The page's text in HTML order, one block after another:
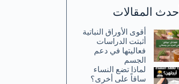
أحدث المقالات
أقوى الأوراق النباتية
أثبتت الدراسات
فعاليتها في دعم
الجسم
لماذا تضع النساء
ساقاً على أخرى؟